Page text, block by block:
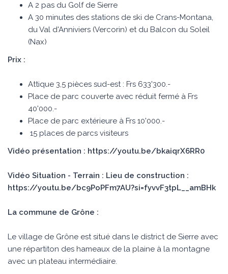
A 2 pas du Golf de Sierre
A 30 minutes des stations de ski de Crans-Montana,
du Val d'Anniviers (Vercorin) et du Balcon du Soleil
(Nax)
Prix :
Attique 3,5 pièces sud-est : Frs 633'300.-
Place de parc couverte avec réduit fermé à Frs
40'000.-
Place de parc extérieure à Frs 10'000.-
15 places de parcs visiteurs
Vidéo présentation : https://youtu.be/bkaiqrX6RR0
Vidéo Situation - Terrain : Lieu de construction :
https://youtu.be/bc9PoPFm7AU?si=fyvvF3tpL__amBHk
La commune de Grône :
Le village de Grône est situé dans le district de Sierre avec
une répartiton des hameaux de la plaine à la montagne
avec un plateau intermédiaire.